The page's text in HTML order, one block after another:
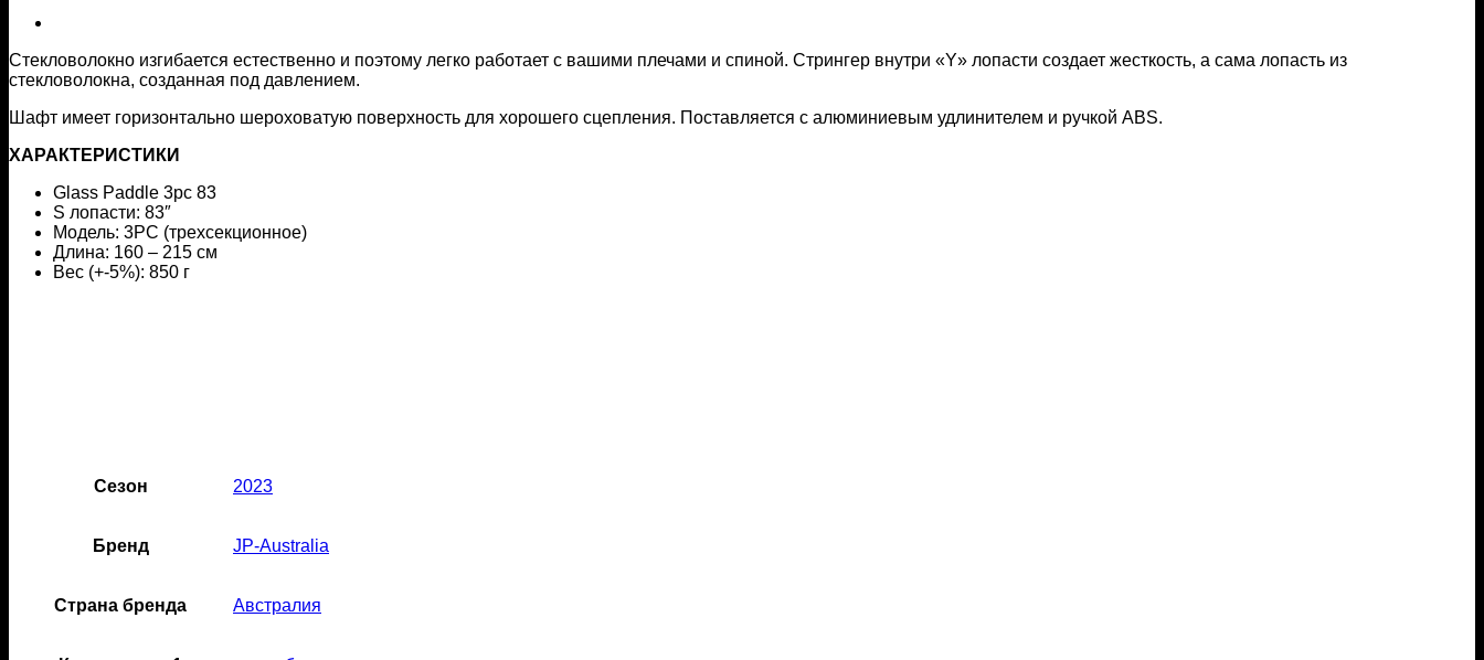
Стекловолокно изгибается естественно и поэтому легко работает с вашими плечами и спиной. Стрингер внутри «Y» лопасти создает жесткость, а сама лопасть из
стекловолокна, созданная под давлением.
Шафт имеет горизонтально шероховатую поверхность для хорошего сцепления. Поставляется с алюминиевым удлинителем и ручкой ABS.
ХАРАКТЕРИСТИКИ
Glass Paddle 3pc 83
S лопасти: 83″
Модель: 3PC (трехсекционное)
Длина: 160 – 215 см
Вес (+-5%): 850 г
Сезон 2023
Бренд JP-Australia
Страна бренда Австралия